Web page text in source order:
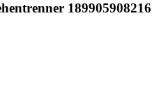
189905908216